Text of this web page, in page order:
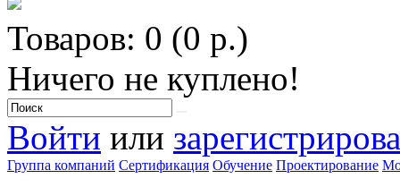
Товаров: 0 (0 р.)
Ничего не куплено!
Войти или
Группа компаний Сертификация Обучение Проектирование